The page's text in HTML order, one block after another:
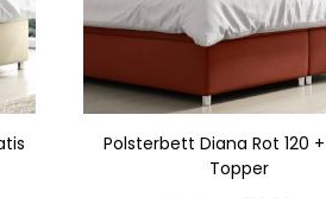
Polsterbett Diana Rot 120
Topper